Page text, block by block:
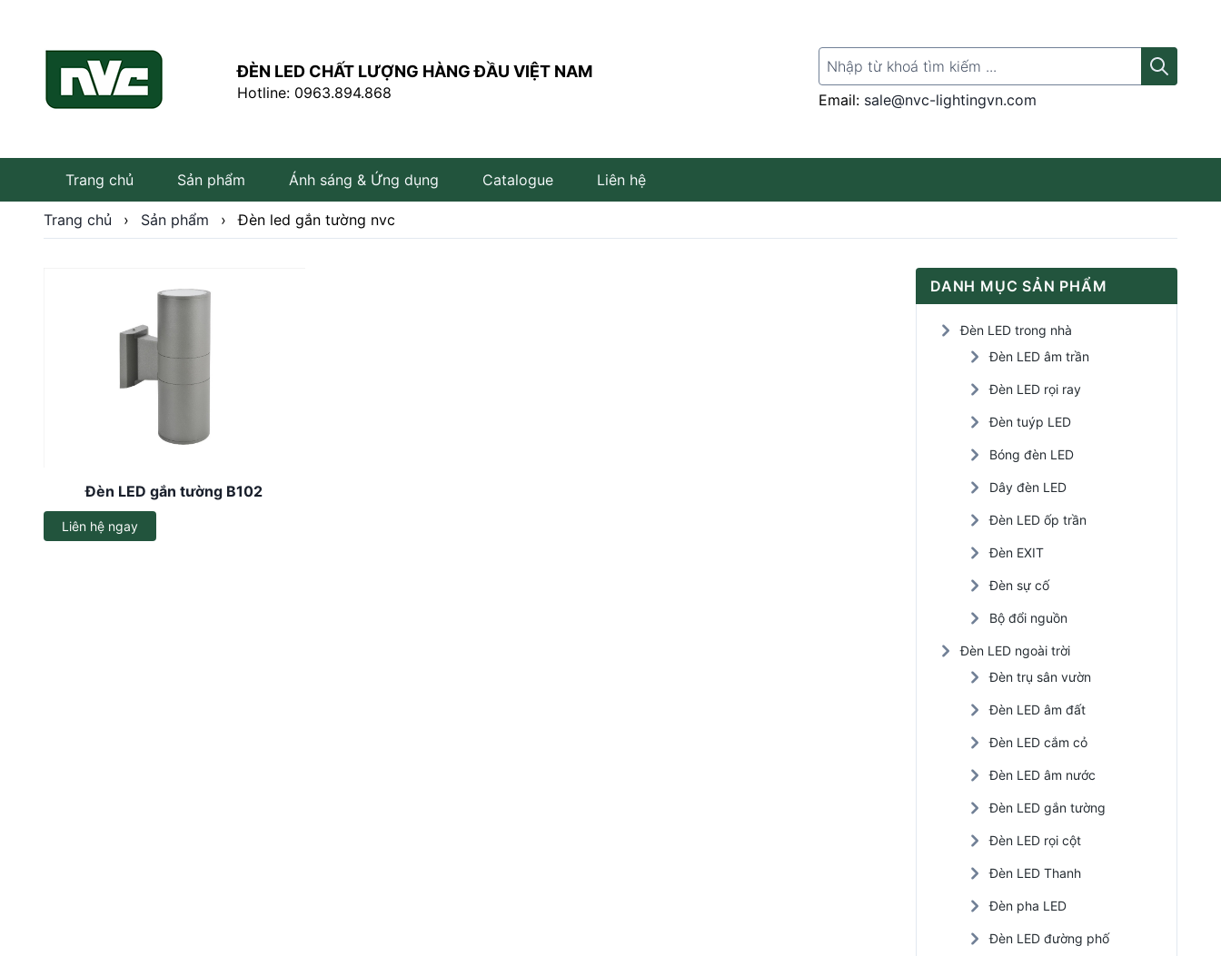
ĐÈN LED CHẤT LƯỢNG HÀNG ĐẦU VIỆT NAM
Hotline: 0963.894.868
Search for:
Email: sale@nvc-lightingvn.com
Trang chủ Sản phẩm
Đèn LED âm trần
Đèn tuýp LED
Dây đèn LED
Đèn EXIT
Thanh ray gắn đèn
Đèn LED rọi tranh
Đèn LED Panel
Đèn LED cảm ứng
Đèn LED nhà xưởng
Đèn năng lượng mặt trời
Ánh sáng & Ứng dụng Catalogue Liên hệ
Trang chủ › Sản phẩm › Đèn led gắn tường nvc
Đèn LED gắn tường B102
Liên hệ ngay
DANH MỤC SẢN PHẨM
Đèn LED trong nhà
Đèn LED âm trần
Đèn LED rọi ray
Đèn tuýp LED
Bóng đèn LED
Dây đèn LED
Đèn LED ốp trần
Đèn EXIT
Đèn sự cố
Bộ đổi nguồn
Đèn LED ngoài trời
Đèn trụ sân vườn
Đèn LED âm đất
Đèn LED cắm cỏ
Đèn LED âm nước
Đèn LED gắn tường
Đèn LED rọi cột
Đèn LED Thanh
Đèn pha LED
Đèn LED đường phố